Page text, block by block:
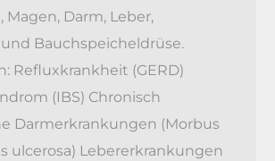
Magen, Darm, Leber,
und Bauchspeicheldrüse.
Refluxkrankheit (GERD)
(IBS) Chronisch
Darmerkrankungen (Morbus
ulcerosa) Lebererkrankungen